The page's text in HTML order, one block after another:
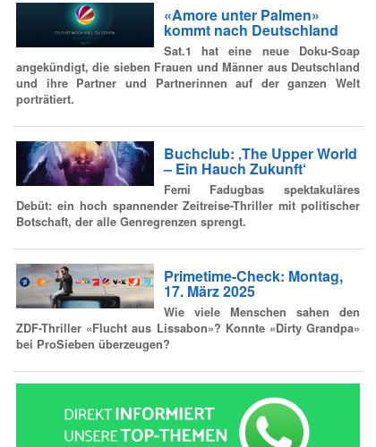
«Amore unter Palmen»
kommt nach Deutschland
Sat.1 hat eine neue Doku-Soap
angekündigt, die sieben Frauen und Männer aus Deutschland
und ihre Partner und Partnerinnen auf der ganzen Welt
porträtiert.
Buchclub: ‚The Upper World
– Ein Hauch Zukunft‘
Femi Fadugbas spektakuläres
Debüt: ein hoch spannender Zeitreise-Thriller mit politischer
Botschaft, der alle Genregrenzen sprengt.
Primetime-Check: Montag,
17. März 2025
Wie viele Menschen sahen den
ZDF-Thriller «Flucht aus Lissabon»? Konnte «Dirty Grandpa»
bei ProSieben überzeugen?